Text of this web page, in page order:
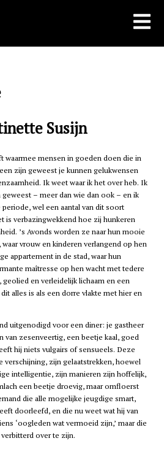
Susijn
waarmee mensen in goeden doen die in
zijn geweest je kunnen gelukwensen
Ik weet waar ik het over heb. Ik
– meer dan wie dan ook – en ik
wel een aantal van dit soort
is verbazingwekkend hoe zij hunkeren
’s Avonds worden ze naar hun mooie
vrouw en kinderen verlangend op hen
appartement in de stad, waar hun
maîtresse op hen wacht met tedere
en verleidelijk lichaam en een
alles is als een dorre vlakte met hier en
uitgenodigd voor een diner: je gastheer
van zesenveertig, een beetje kaal, goed
hij niets vulgairs of sensueels. Deze
zijn gelaatstrekken, hoewel
intelligentie, zijn manieren zijn hoffelijk,
een beetje droevig, maar omfloerst
die alle mogelijke jeugdige smart,
doorleefd, en die nu weet wat hij van
‘oogleden wat vermoeid zijn,’ maar die
over te zijn.